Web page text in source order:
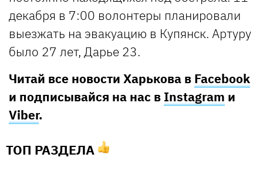
декабря в 7:00 волонтеры планировали
выезжать на эвакуацию в Купянск. Артуру
было 27 лет, Дарье 23.
Читай все новости Харькова в Facebook
и подписывайся на нас в Instagram и
Viber.
ТОП РАЗДЕЛА